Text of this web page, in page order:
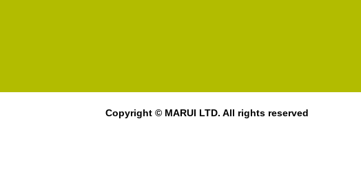
Copyright © MARUI LTD. All rights reserved